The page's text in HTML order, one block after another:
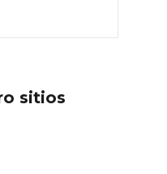
sitios
en Moradillo de